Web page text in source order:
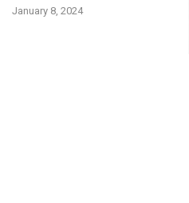
January 8, 2024